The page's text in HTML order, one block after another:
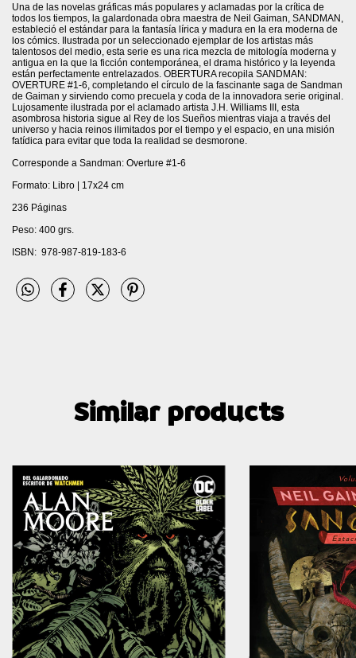
Una de las novelas gráficas más populares y aclamadas por la crítica de
todos los tiempos, la galardonada obra maestra de Neil Gaiman, SANDMAN,
estableció el estándar para la fantasía lírica y madura en la era moderna de
los cómics. Ilustrada por un seleccionado ejemplar de los artistas más
talentosos del medio, esta serie es una rica mezcla de mitología moderna y
antigua en la que la ficción contemporánea, el drama histórico y la leyenda
están perfectamente entrelazados. OBERTURA recopila SANDMAN:
OVERTURE #1-6, completando el círculo de la fascinante saga de Sandman
de Gaiman y sirviendo como precuela y coda de la innovadora serie original.
Lujosamente ilustrada por el aclamado artista J.H. Williams III, esta
asombrosa historia sigue al Rey de los Sueños mientras viaja a través del
universo y hacia reinos ilimitados por el tiempo y el espacio, en una misión
fatídica para evitar que toda la realidad se desmorone.
Corresponde a Sandman: Overture #1-6
Formato: Libro | 17x24 cm
236 Páginas
Peso: 400 grs.
ISBN: 978-987-819-183-6
Similar products